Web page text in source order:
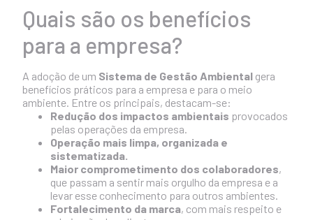
Quais são os benefícios
para a empresa?
A adoção de um Sistema de Gestão Ambiental gera
benefícios práticos para a empresa e para o meio
ambiente. Entre os principais, destacam-se:
Redução dos impactos ambientais provocados
pelas operações da empresa.
Operação mais limpa, organizada e
sistematizada.
Maior comprometimento dos colaboradores,
que passam a sentir mais orgulho da empresa e a
levar esse conhecimento para outros ambientes.
Fortalecimento da marca, com mais respeito e